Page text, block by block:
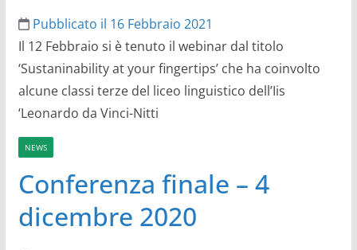
Pubblicato il 16 Febbraio 2021
Il 12 Febbraio si è tenuto il webinar dal titolo
‘Sustaninability at your fingertips’ che ha coinvolto
alcune classi terze del liceo linguistico dell’Iis
‘Leonardo da Vinci-Nitti
NEWS
Conferenza finale – 4
dicembre 2020